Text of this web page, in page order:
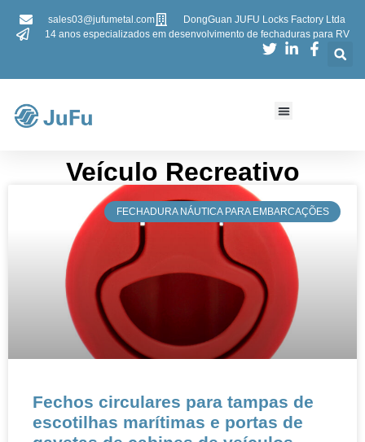
sales03@jufumetal.com
DongGuan JUFU Locks Factory Ltda
14 anos especializados em desenvolvimento de fechaduras para RV
​​Veículo Recreativo​​
​FECHADURA NÁUTICA PARA EMBARCAÇÕES
Fechos circulares para tampas de
escotilhas marítimas e portas de